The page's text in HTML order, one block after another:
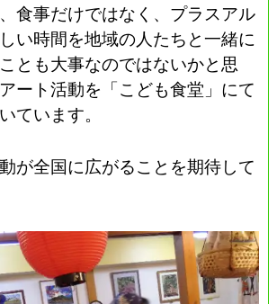
食事だけではなく、プラスアル
い時間を地域の人たちと一緒に
とも大事なのではないかと思
ート活動を「こども食堂」にて
ています。
が全国に広がることを期待して